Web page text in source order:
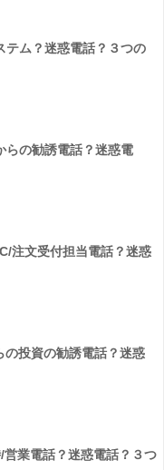
ム？迷惑電話？３つの
らの勧誘電話？迷惑電
注文受付担当電話？迷惑
投資の勧誘電話？迷惑
業電話？迷惑電話？３つ